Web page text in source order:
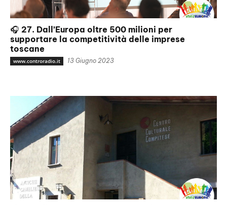
🎧 27. Dall’Europa oltre 500 milioni per
supportare la competitività delle imprese
toscane
www.controradio.it 13 Giugno 2023